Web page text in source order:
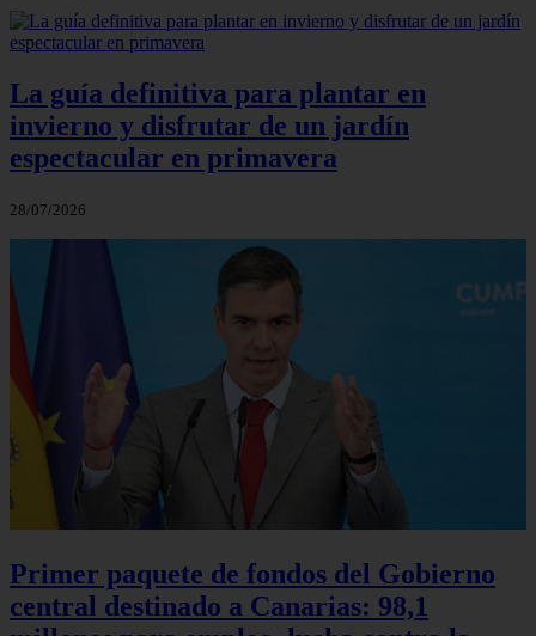
La guía definitiva para plantar en
invierno y disfrutar de un jardín
espectacular en primavera
28/07/2026
Primer paquete de fondos del Gobierno
central destinado a Canarias: 98,1